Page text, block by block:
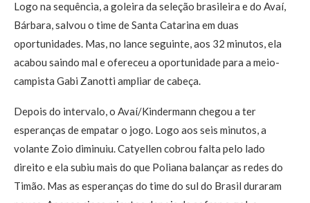
Logo na sequência, a goleira da seleção brasileira e do Avaí,
Bárbara, salvou o time de Santa Catarina em duas
oportunidades. Mas, no lance seguinte, aos 32 minutos, ela
acabou saindo mal e ofereceu a oportunidade para a meio-
campista Gabi Zanotti ampliar de cabeça.
Depois do intervalo, o Avaí/Kindermann chegou a ter
esperanças de empatar o jogo. Logo aos seis minutos, a
volante Zoio diminuiu. Catyellen cobrou falta pelo lado
direito e ela subiu mais do que Poliana balançar as redes do
Timão. Mas as esperanças do time do sul do Brasil duraram